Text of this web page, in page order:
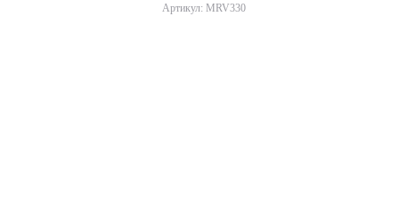
Артикул: MRV330